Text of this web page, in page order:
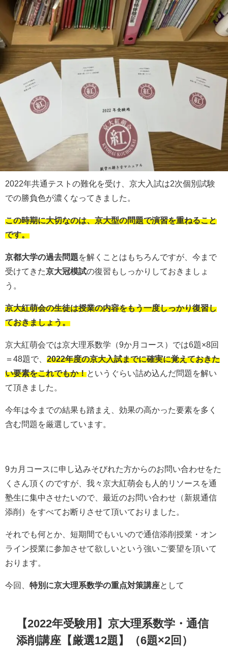
2022年共通テストの難化を受け、京大入試は2次個別試験
での勝負色が濃くなってきました。
この時期に大切なのは、京大型の問題で演習を重ねること
です。
京都大学の過去問題を解くことはもちろんですが、今まで
受けてきた京大冠模試の復習もしっかりしておきましょ
う。
京大紅萌会の生徒は授業の内容をもう一度しっかり復習し
ておきましょう。
京大紅萌会では京大理系数学（9か月コース）では6題×8回
＝48題で、 2022年度の京大入試までに確実に覚えておきた
い要素をこれでもか！というぐらい詰め込んだ問題を解い
て頂きました。
今年は今までの結果も踏まえ、効果の高かった要素を多く
含む問題を厳選しています。
9カ月コースに申し込みそびれた方からのお問い合わせをた
くさん頂くのですが、我々京大紅萌会も人的リソースを通
塾生に集中させたいので、最近のお問い合わせ（新規通信
添削）をすべてお断りさせて頂いておりました。
それでも何とか、短期間でもいいので通信添削授業・オン
ライン授業に参加させて欲しいという強いご要望を頂いて
おります。
今回、 特別に京大理系数学の重点対策講座として
【2022年受験用】京大理系数学・通信
添削講座【厳選12題】（6題×2回）